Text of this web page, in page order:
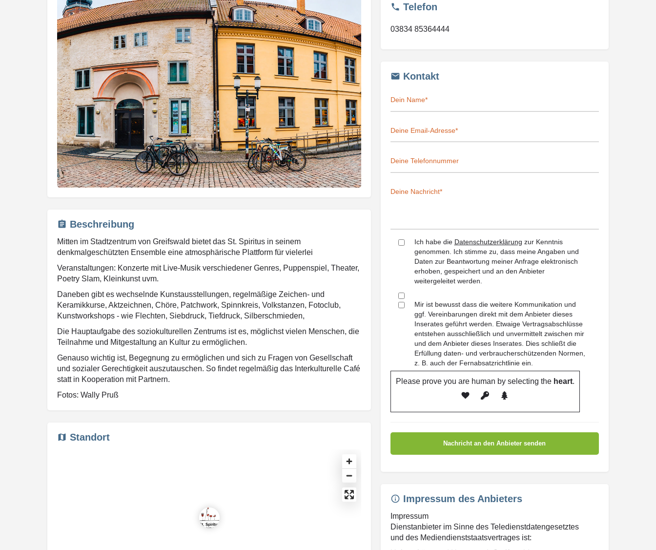
Beschreibung
Mitten im Stadtzentrum von Greifswald bietet das St. Spiritus in seinem
denkmalgeschützten Ensemble eine atmosphärische Plattform für vielerlei
Veranstaltungen: Konzerte mit Live-Musik verschiedener Genres, Puppenspiel, Theater,
Poetry Slam, Kleinkunst uvm.
Daneben gibt es wechselnde Kunstausstellungen, regelmäßige Zeichen- und
Keramikkurse, Aktzeichnen, Chöre, Patchwork, Spinnkreis, Volkstanzen, Fotoclub,
Kunstworkshops - wie Flechten, Siebdruck, Tiefdruck, Silberschmieden,
Die Hauptaufgabe des soziokulturellen Zentrums ist es, möglichst vielen Menschen, die
Teilnahme und Mitgestaltung an Kultur zu ermöglichen.
Genauso wichtig ist, Begegnung zu ermöglichen und sich zu Fragen von Gesellschaft
und sozialer Gerechtigkeit auszutauschen. So findet regelmäßig das Interkulturelle Café
statt in Kooperation mit Partnern.
Fotos: Wally Pruß
Standort
Telefon
03834 85364444
Kontakt
Ich habe die Datenschutzerklärung zur Kenntnis
genommen. Ich stimme zu, dass meine Angaben und
Daten zur Beantwortung meiner Anfrage elektronisch
erhoben, gespeichert und an den Anbieter
weitergeleitet werden.
Mir ist bewusst dass die weitere Kommunikation und
ggf. Vereinbarungen direkt mit dem Anbieter dieses
Inserates geführt werden. Etwaige Vertragsabschlüsse
entstehen ausschließlich und unvermittelt zwischen mir
und dem Anbieter dieses Inserates. Dies schließt die
Erfüllung daten- und verbraucherschützenden Normen,
z. B. auch der Fernabsatzrichtlinie ein.
Please prove you are human by selecting theheart.
Impressum des Anbieters
Impressum
Dienstanbieter im Sinne des Teledienstdatengesetztes
und des Mediendienststaatsvertrages ist: